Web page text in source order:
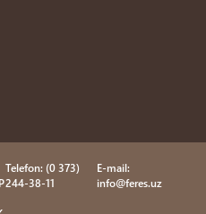
Telefon: (0 373)
244-38-11
E-mail:
info@feres.uz